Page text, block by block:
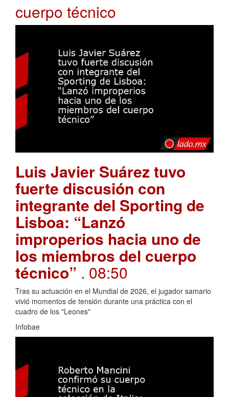
cuerpo técnico
Luis Javier Suárez tuvo
fuerte discusión con
integrante del Sporting de
Lisboa: “Lanzó
improperios hacia uno de
los miembros del cuerpo
técnico” . 08:50
Tras su actuación en el Mundial de 2026, el jugador samario
vivió momentos de tensión durante una práctica con el
cuadro de los "Leones"
Infobae